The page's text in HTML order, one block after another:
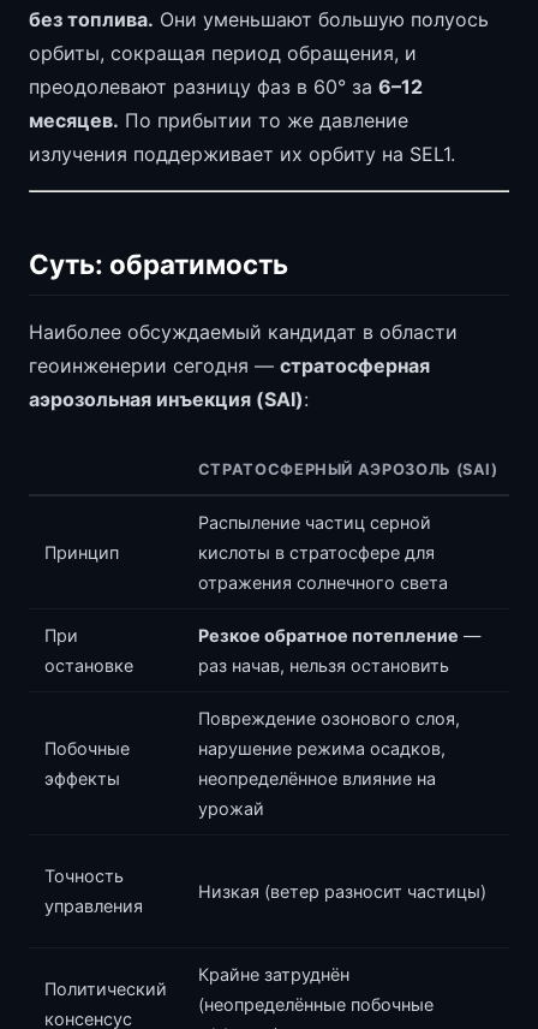
без топлива. Они уменьшают большую полуось
орбиты, сокращая период обращения, и
преодолевают разницу фаз в 60° за 6–12
месяцев. По прибытии то же давление
излучения поддерживает их орбиту на SEL1.
Суть: обратимость
Наиболее обсуждаемый кандидат в области
геоинженерии сегодня — стратосферная
аэрозольная инъекция (SAI):
СТРАТОСФЕРНЫЙ АЭРОЗОЛЬ (SAI)
Принцип
Распыление частиц серной
кислоты в стратосфере для
отражения солнечного света
При
остановке
Резкое обратное потепление —
раз начав, нельзя остановить
Побочные
эффекты
Повреждение озонового слоя,
нарушение режима осадков,
неопределённое влияние на
урожай
Точность
управления
Низкая (ветер разносит частицы)
Политический
консенсус
Крайне затруднён
(неопределённые побочные